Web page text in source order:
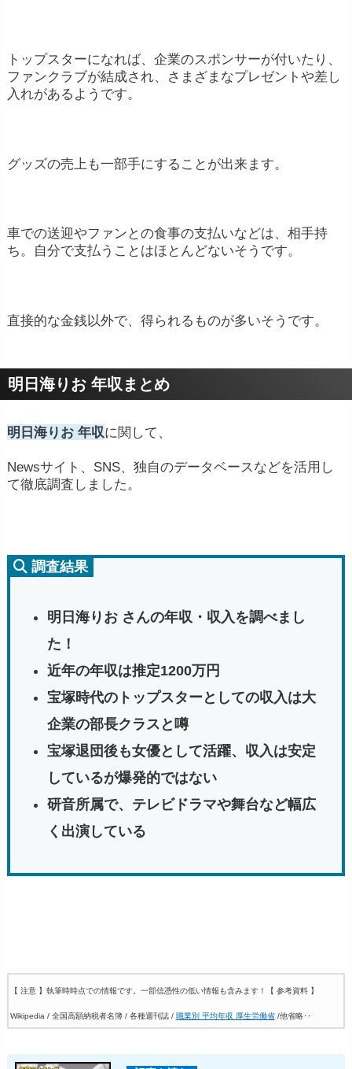
トップスターになれば、企業のスポンサーが付いたり、
ファンクラブが結成され、さまざまなプレゼントや差し
入れがあるようです。
グッズの売上も一部手にすることが出来ます。
車での送迎やファンとの食事の支払いなどは、相手持
ち。自分で支払うことはほとんどないそうです。
直接的な金銭以外で、得られるものが多いそうです。
明日海りお 年収まとめ
明日海りお 年収に関して、
Newsサイト、SNS、独自のデータベースなどを活用し
て徹底調査しました。
調査結果
明日海りお さんの年収・収入を調べまし
た！
近年の年収は推定1200万円
宝塚時代のトップスターとしての収入は大
企業の部長クラスと噂
宝塚退団後も女優として活躍、収入は安定
しているが爆発的ではない
研音所属で、テレビドラマや舞台など幅広
く出演している
【 注意 】執筆時時点での情報です。一部信憑性の低い情報も含みます！ 【 参考資料 】
Wikipedia / 全国高額納税者名簿 / 各種週刊誌 / 職業別 平均年収 厚生労働省/他省略‥